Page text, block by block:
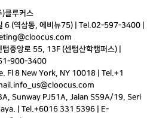
)클루커스
6 (역삼동, 에비뉴75) | Tel.02-597-3400
중앙로 55, 13F (센텀산학캠퍼스) |
900-3400
Fl 8 New York, NY 10018 | Tel.+1
info_us@cloocus.com
Sunway PJ51A, Jalan SS9A/19, Seri
| Tel.+6016 331 5396 | E-